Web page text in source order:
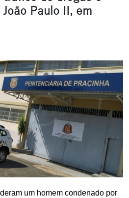
Paulo II, em
um homem condenado por